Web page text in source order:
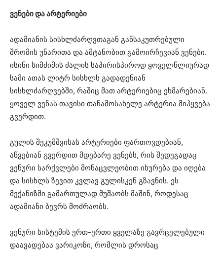
ვენები და არტერიები
ადამიანის სისხლძარღვთაგან განსაკუთრებული
შრომის უნარითა და ამტანობით გამოირჩევიან ვენები.
ისინი სიმძიმის ძალის საპირისპიროდ ყოველწლიურად
სამი ათას ლიტრ სისხლს გადადენიან
სისხლძარღვებში, რაშიც მათ არტერიებიც ეხმარებიან.
ყოველ ვენას თავისი თანამოსახელე არტერია მიჰყვება
გვერდით.
გულის შეკუმშვისას არტერიები ფართოვდებიან,
აწვებიან გვერდით მდებარე ვენებს, რის შედეგადაც
ვენური სარქვლები მონაცვლეობით იხურება და იღება
და სისხლს ზევით კვლავ გულისკენ გზავნის. ეს
მექანიზმი გამართულად მუშაობს მაშინ, როდესაც
ადამიანი ბევრს მოძრაობს.
ვენური სისტემის ერთ-ერთი ყველაზე გავრცელებული
დაავადებაა ვარიკოზი, რომლის დროსაც